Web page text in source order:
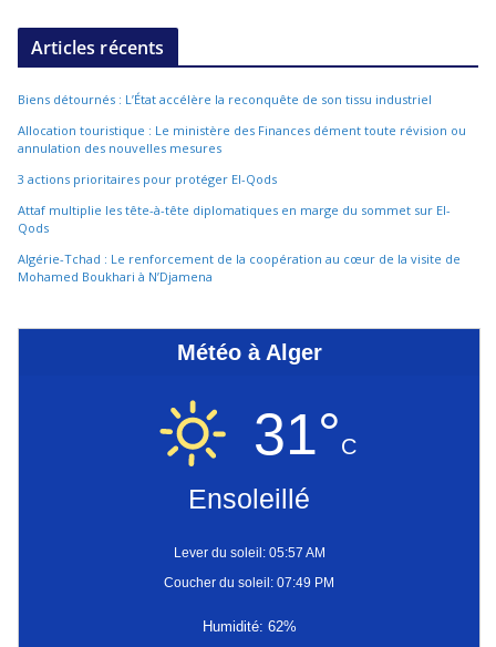
Articles récents
Biens détournés : L’État accélère la reconquête de son tissu industriel
Allocation touristique : Le ministère des Finances dément toute révision ou
annulation des nouvelles mesures
3 actions prioritaires pour protéger El-Qods
Attaf multiplie les tête-à-tête diplomatiques en marge du sommet sur El-
Qods
Algérie-Tchad : Le renforcement de la coopération au cœur de la visite de
Mohamed Boukhari à N’Djamena
Météo à Alger
31°C
Ensoleillé
Lever du soleil: 05:57 AM
Coucher du soleil: 07:49 PM
Humidité: 62%